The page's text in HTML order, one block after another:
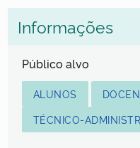
Informações
Público alvo
ALUNOS
TÉCNICO-